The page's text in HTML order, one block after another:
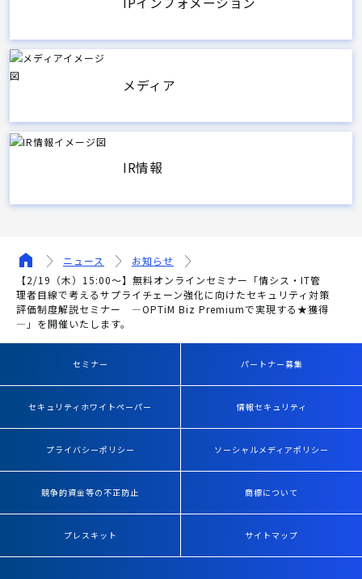
メディア
IR情報
ニュース
お知らせ
【2/19（木）15:00～】無料オンラインセミナー「情シス・IT管
理者目線で考えるサプライチェーン強化に向けたセキュリティ対策
評価制度解説セミナー ―OPTiM Biz Premiumで実現する★獲得
―」を開催いたします。
セミナー パートナー募集
セキュリティホワイトペーパー 情報セキュリティ
プライバシーポリシー ソーシャルメディアポリシー
競争的資金等の不正防止 商標について
プレスキット サイトマップ